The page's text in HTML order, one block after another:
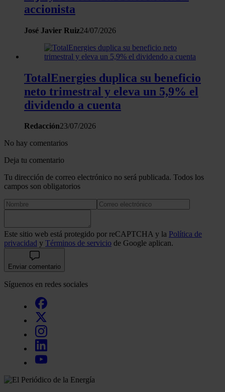
accionista
José Javier Ruiz24/07/2026
TotalEnergies duplica su beneficio
neto trimestral y eleva un 5,9% el
dividendo a cuenta
Redacción23/07/2026
No hay comentarios
Deja tu comentario
Tu dirección de correo electrónico no será publicada. Todos los
campos son obligatorios
Este sitio web está protegido por reCAPTCHA y la Política de
privacidad y Términos de servicio de Google aplican.
Enviar comentario
Síguenos en redes sociales